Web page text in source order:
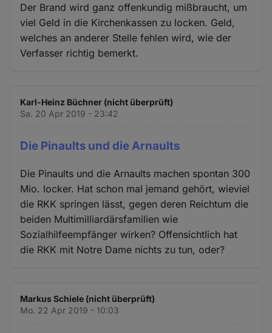
Der Brand wird ganz offenkundig mißbraucht, um
viel Geld in die Kirchenkassen zu locken. Geld,
welches an anderer Stelle fehlen wird, wie der
Verfasser richtig bemerkt.
Karl-Heinz Büchner (nicht überprüft)
Sa. 20 Apr 2019 - 23:42
Die Pinaults und die Arnaults
Die Pinaults und die Arnaults machen spontan 300
Mio. locker. Hat schon mal jemand gehört, wieviel
die RKK springen lässt, gegen deren Reichtum die
beiden Multimilliardärsfamilien wie
Sozialhilfeempfänger wirken? Offensichtlich hat
die RKK mit Notre Dame nichts zu tun, oder?
Markus Schiele (nicht überprüft)
Mo. 22 Apr 2019 - 10:03